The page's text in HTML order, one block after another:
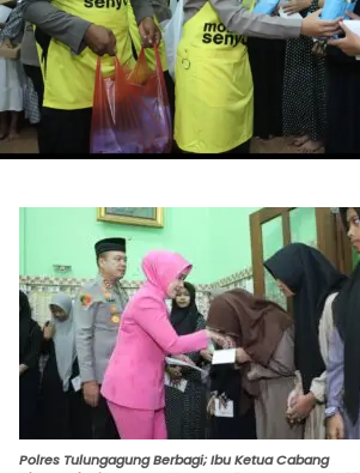
Polres Tulungagung Berbagi; Ibu Ketua Cabang